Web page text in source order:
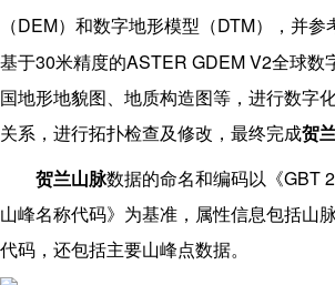
（DEM）和数字地形模型（DTM），并参
基于30米精度的ASTER GDEM V2全球数
国地形地貌图、地质构造图等，进行数字
关系，进行拓扑检查及修改，最终完成贺
贺兰山脉数据的命名和编码以《GBT
山峰名称代码》为基准，属性信息包括山
代码，还包括主要山峰点数据。